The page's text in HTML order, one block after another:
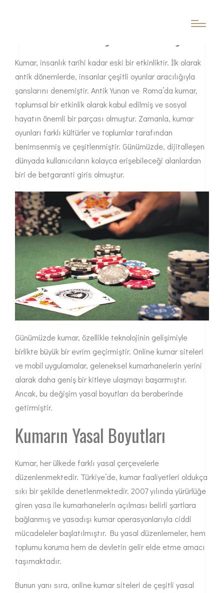
Kumarın Tarihçesi ve Gelişimi
Kumar, insanlık tarihi kadar eski bir etkinliktir. İlk olarak
antik dönemlerde, insanlar çeşitli oyunlar aracılığıyla
şanslarını denemiştir. Antik Yunan ve Roma’da kumar,
toplumsal bir etkinlik olarak kabul edilmiş ve sosyal
hayatın önemli bir parçası olmuştur. Zamanla, kumar
oyunları farklı kültürler ve toplumlar tarafından
benimsenmiş ve çeşitlenmiştir. Günümüzde, dijitalleşen
dünyada kullanıcıların kolayca erişebileceği alanlardan
biri de betgaranti giris olmuştur.
Günümüzde kumar, özellikle teknolojinin gelişimiyle
birlikte büyük bir evrim geçirmiştir. Online kumar siteleri
ve mobil uygulamalar, geleneksel kumarhanelerin yerini
alarak daha geniş bir kitleye ulaşmayı başarmıştır.
Ancak, bu değişim yasal boyutları da beraberinde
getirmiştir.
Kumarın Yasal Boyutları
Kumar, her ülkede farklı yasal çerçevelerle
düzenlenmektedir. Türkiye’de, kumar faaliyetleri oldukça
sıkı bir şekilde denetlenmektedir. 2007 yılında yürürlüğe
giren yasa ile kumarhanelerin açılması belirli şartlara
bağlanmış ve yasadışı kumar operasyonlarıyla ciddi
mücadeleler başlatılmıştır. Bu yasal düzenlemeler, hem
toplumu koruma hem de devletin gelir elde etme amacı
taşımaktadır.
Bunun yanı sıra, online kumar siteleri de çeşitli yasal